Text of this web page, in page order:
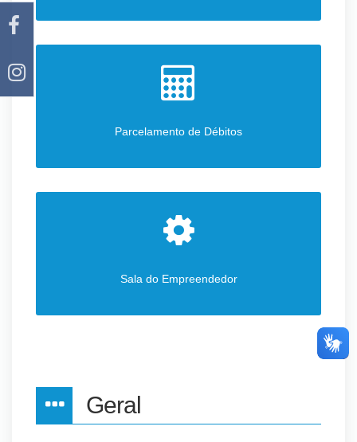
Parcelamento de Débitos
Sala do Empreendedor
Geral